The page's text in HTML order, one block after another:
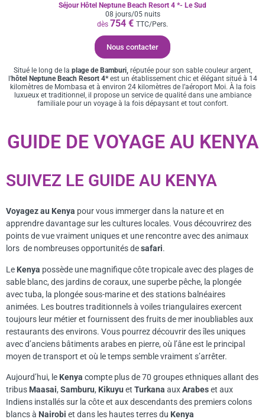
Séjour Hôtel Neptune Beach Resort 4 *- Le Sud
08 jours/05 nuits
dès 754 € TTC/Pers.
Nous contacter
Situé le long de la plage de Bamburi,réputée pour son sable couleur argent,
l’hôtel Neptune Beach Resort 4*est un établissement chic et élégant situé à 14
kilomètres de Mombasa et à environ 24 kilomètres de l’aéroport Moi. À la fois
luxueux et traditionnel, il propose un service de qualité dans une ambiance
familiale pour un voyage à la fois dépaysant et tout confort.
GUIDE DE VOYAGE AU KENYA
SUIVEZ LE GUIDE AU KENYA
Voyagez au Kenya pour vous immerger dans la nature et en
apprendre davantage sur les cultures locales. Vous découvrirez des
points de vue vraiment uniques et une rencontre avec des animaux
lors de nombreuses opportunités desafari.
Le Kenya possède une magnifique côte tropicale avec des plages de
sable blanc, des jardins de coraux, une superbe pêche, la plongée
avec tuba, la plongée sous-marine et des stations balnéaires
animées. Les boutres traditionnels à voiles triangulaires exercent
toujours leur métier et fournissent des fruits de mer inoubliables aux
restaurants des environs. Vous pourrez découvrir des îles uniques
avec d’anciens bâtiments arabes en pierre, où l’âne est le principal
moyen de transport et où le temps semble vraiment s’arrêter.
Aujourd’hui, le Kenya compte plus de 70 groupes ethniques allant des
tribus Maasai, Samburu, Kikuyu et Turkana auxArabeset aux
Indiens installés sur la côte et aux descendants des premiers colons
blancs à Nairobi et dans les hautes terres du Kenya